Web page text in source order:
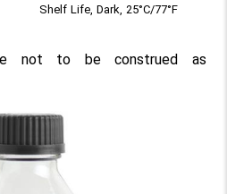
Shelf Life, Dark, 25°C/77°F
not to be construed as